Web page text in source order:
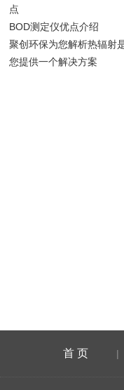
点
BOD测定仪优点介绍
聚创环保为您解析热辐射
您提供一个解决方案
首 页 |